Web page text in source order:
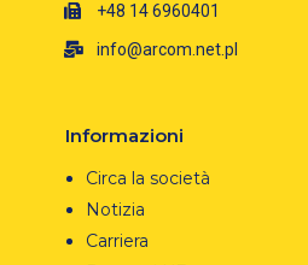
+48 14 6960401
info@arcom.net.pl
Informazioni
Circa la società
Notizia
Carriera